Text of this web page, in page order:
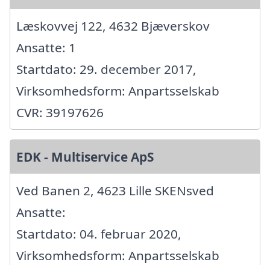
Læskovvej 122, 4632 Bjæverskov
Ansatte: 1
Startdato: 29. december 2017,
Virksomhedsform: Anpartsselskab
CVR: 39197626
EDK - Multiservice ApS
Ved Banen 2, 4623 Lille SKENsved
Ansatte:
Startdato: 04. februar 2020,
Virksomhedsform: Anpartsselskab